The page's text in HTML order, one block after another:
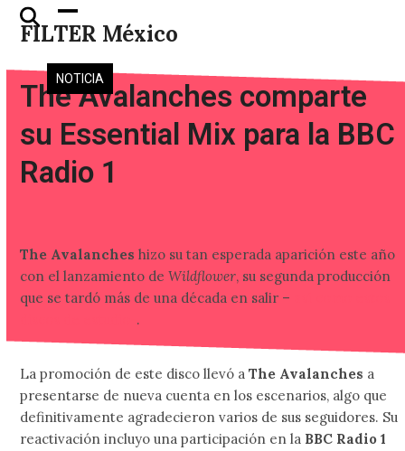
Skip
FILTER México
Open
mobile
menu
Close
mobile
menu
NOTICIA
The Avalanches comparte
su Essential Mix para la BBC
Radio 1
The Avalanches hizo su tan esperada aparición este año
con el lanzamiento deWildflower, su segunda producción
que se tardó más de una década en salir –
.
La promoción de este disco llevó a The Avalanches a
presentarse de nueva cuenta en los escenarios, algo que
definitivamente agradecieron varios de sus seguidores. Su
reactivación incluyo una participación en la BBC Radio 1